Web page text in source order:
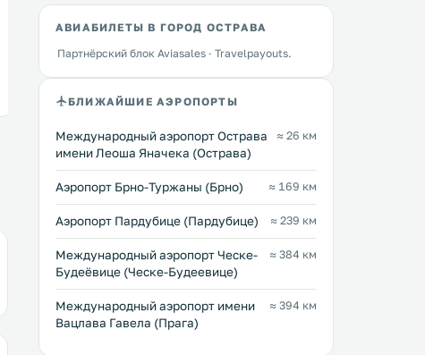
бесплатным WiFi расположены в
центре города. Каждое утро
заказать массаж. .
Street in Ostrava, this
Monument the Lower
private parking is
АВИАБИЛЕТЫ В ГОРОД ОСТРАВА
Партнёрский блок Aviasales · Travelpayouts.
БЛИЖАЙШИЕ АЭРОПОРТЫ
Международный аэропорт Острава
имени Леоша Яначека (Острава)
≈ 26 км
Аэропорт Брно-Туржаны (Брно) ≈ 169 км
Аэропорт Пардубице (Пардубице) ≈ 239 км
Международный аэропорт Ческе-
Будеёвице (Ческе-Будеевице)
≈ 384 км
Международный аэропорт имени
Вацлава Гавела (Прага)
≈ 394 км